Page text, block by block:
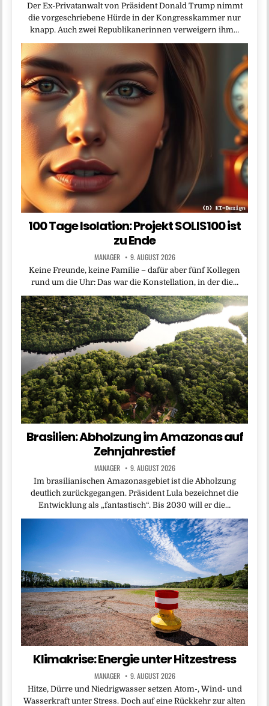
Der Ex-Privatanwalt von Präsident Donald Trump nimmt
die vorgeschriebene Hürde in der Kongresskammer nur
knapp. Auch zwei Republikanerinnen verweigern ihm…
100 Tage Isolation: Projekt SOLIS100 ist
zu Ende
MANAGER 9. AUGUST 2026
Keine Freunde, keine Familie – dafür aber fünf Kollegen
rund um die Uhr: Das war die Konstellation, in der die…
Brasilien: Abholzung im Amazonas auf
Zehnjahrestief
MANAGER 9. AUGUST 2026
Im brasilianischen Amazonasgebiet ist die Abholzung
deutlich zurückgegangen. Präsident Lula bezeichnet die
Entwicklung als „fantastisch“. Bis 2030 will er die…
Klimakrise: Energie unter Hitzestress
MANAGER 9. AUGUST 2026
Hitze, Dürre und Niedrigwasser setzen Atom-, Wind- und
Wasserkraft unter Stress. Doch auf eine Rückkehr zur alten